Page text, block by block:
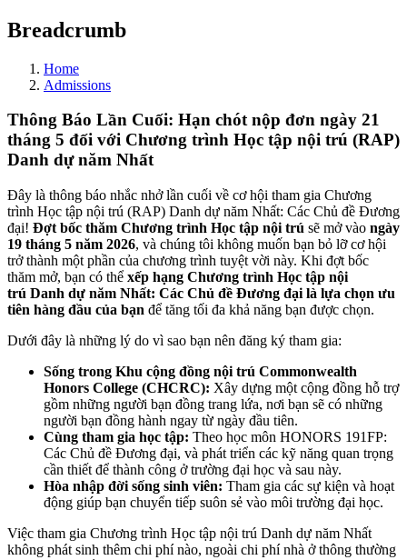
Breadcrumb
Home
Admissions
Thông Báo Lần Cuối: Hạn chót nộp đơn ngày 21
tháng 5 đối với Chương trình Học tập nội trú (RAP)
Danh dự năm Nhất
Đây là thông báo nhắc nhở lần cuối về cơ hội tham gia Chương
trình Học tập nội trú (RAP) Danh dự năm Nhất: Các Chủ đề Đương
đại! Đợt bốc thăm Chương trình Học tập nội trú sẽ mở vào ngày
19 tháng 5 năm 2026, và chúng tôi không muốn bạn bỏ lỡ cơ hội
trở thành một phần của chương trình tuyệt vời này. Khi đợt bốc
thăm mở, bạn có thể xếp hạng Chương trình Học tập nội
trú Danh dự năm Nhất: Các Chủ đề Đương đại là lựa chọn ưu
tiên hàng đầu của bạn để tăng tối đa khả năng bạn được chọn.
Dưới đây là những lý do vì sao bạn nên đăng ký tham gia:
Sống trong Khu cộng đồng nội trú Commonwealth
Honors College (CHCRC): Xây dựng một cộng đồng hỗ trợ
gồm những người bạn đồng trang lứa, nơi bạn sẽ có những
người bạn đồng hành ngay từ ngày đầu tiên.
Cùng tham gia học tập: Theo học môn HONORS 191FP:
Các Chủ đề Đương đại, và phát triển các kỹ năng quan trọng
cần thiết để thành công ở trường đại học và sau này.
Hòa nhập đời sống sinh viên: Tham gia các sự kiện và hoạt
động giúp bạn chuyển tiếp suôn sẻ vào môi trường đại học.
Việc tham gia Chương trình Học tập nội trú Danh dự năm Nhất
không phát sinh thêm chi phí nào, ngoài chi phí nhà ở thông thường